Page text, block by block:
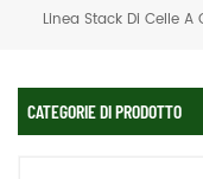
Linea Stack Di Celle A
CATEGORIE DI PRODOTTO